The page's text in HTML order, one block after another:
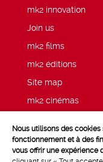
mk2 innovation
Join us
mk2 films
mk2 éditions
Site map
mk2 cinémas
Legal notices
Nous utilisons des
fonctionnement et à des
vous offrir une expérience